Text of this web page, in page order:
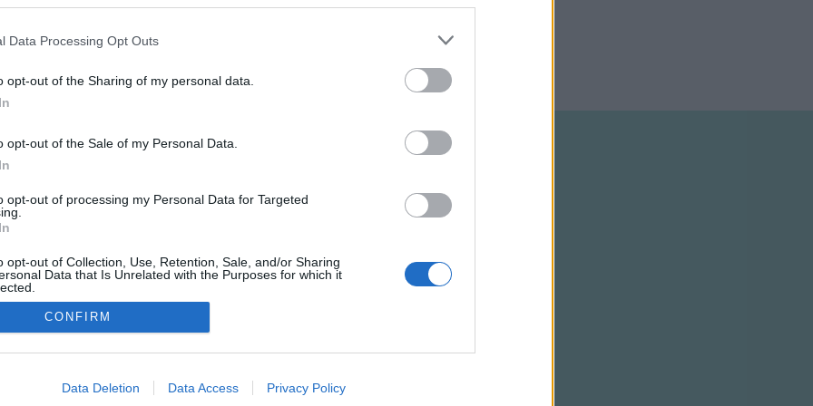
Data Processing Opt Outs
opt-out of the Sharing of my personal data.
opt-out of the Sale of my Personal Data.
opt-out of processing my Personal Data for Targeted
opt-out of Collection, Use, Retention, Sale, and/or Sharing
Data that Is Unrelated with the Purposes for which it
allow Google to enable storage related to advertising like cookies on
CONFIRM
Data Deletion Data Access Privacy Policy
kérdeztük.